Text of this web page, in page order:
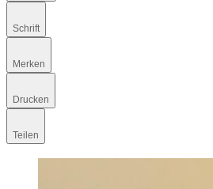
Schrift
Merken
Drucken
Teilen